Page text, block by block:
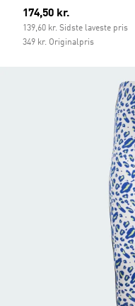
Nuværende pris
174,50 kr.
139,60 kr. Sidste laveste pris
349 kr. Originalpris